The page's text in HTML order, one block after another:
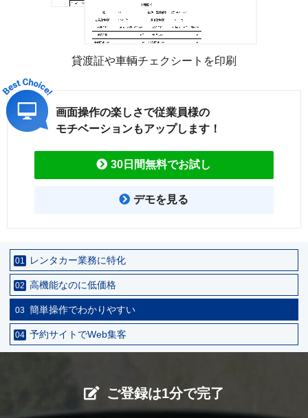
貸渡証や車輌チェクシートを印刷
画面操作の楽しさで従業員様の
モチベーションもアップします！
30日間無料でお試し
デモを見る
01 レンタカー業務に特化
02 高機能なのに低価格
03 簡単操作でわかりやすい
04 予約サイトでWeb集客
ご登録は1分で完了